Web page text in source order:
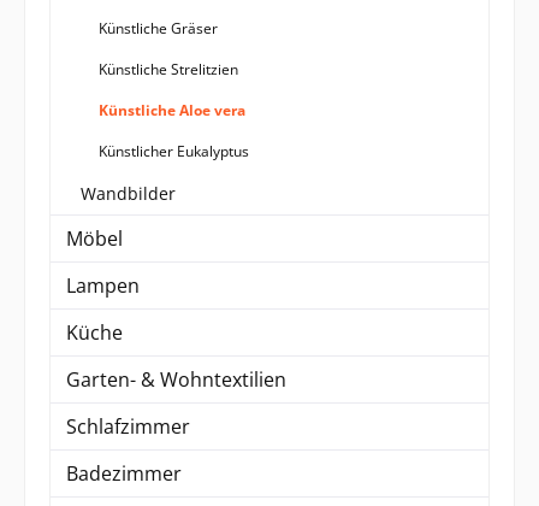
Künstliche Gräser
Künstliche Strelitzien
Künstliche Aloe vera
Künstlicher Eukalyptus
Wandbilder
Möbel
Lampen
Küche
Garten- & Wohntextilien
Schlafzimmer
Badezimmer